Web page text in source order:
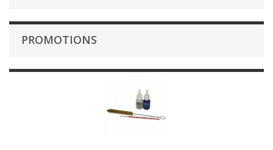
PROMOTIONS